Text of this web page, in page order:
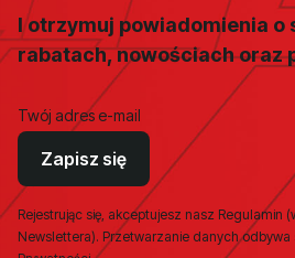
I otrzymuj powiadomienia o
rabatach, nowościach oraz
Twój adres e-mail
Zapisz się
Rejestrując się, akceptujesz nasz Regulamin
Newslettera). Przetwarzanie danych odbywa